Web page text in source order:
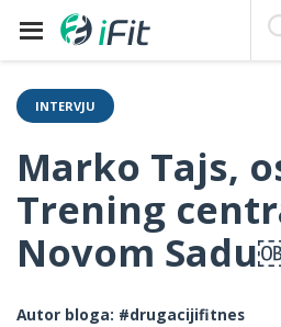
content
Moj Nalog
INTERVJU
Marko Tajs,
Trening
Novom
Autor bloga: #drugacijifitnes